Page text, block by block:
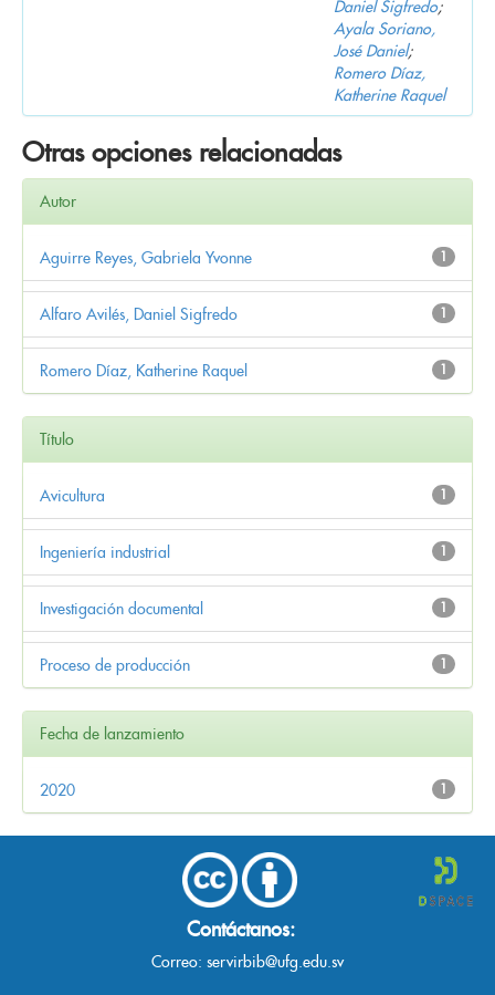
Daniel Sigfredo;
Ayala Soriano,
José Daniel;
Romero Díaz,
Katherine Raquel
Otras opciones relacionadas
Autor
1
Aguirre Reyes, Gabriela Yvonne
1
Alfaro Avilés, Daniel Sigfredo
1
Romero Díaz, Katherine Raquel
Título
1
Avicultura
1
Ingeniería industrial
1
Investigación documental
1
Proceso de producción
Fecha de lanzamiento
1
2020
Contáctanos:
Correo: servirbib@ufg.edu.sv